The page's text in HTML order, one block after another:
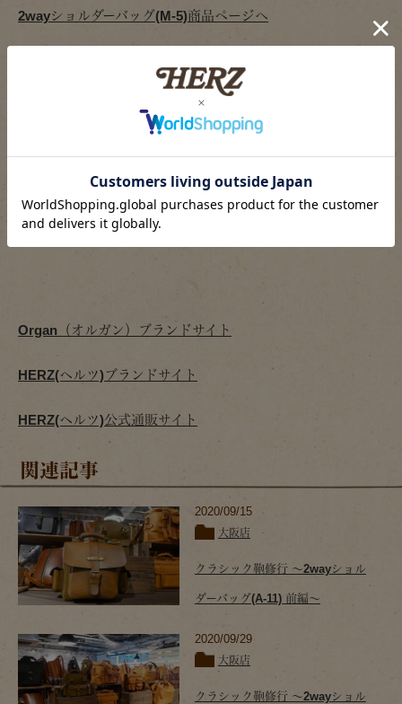
2wayショルダーバッグ(M-5)商品ページへ
2wayショルダーバッグ一覧ページはこちら
Organ（オルガン）ブランドサイト
HERZ(ヘルツ)ブランドサイト
HERZ(ヘルツ)公式通販サイト
関連記事
2020/09/15
大阪店
クラシック鞄修行 ～2wayショル
ダーバッグ(A-11) 前編～
2020/09/29
大阪店
クラシック鞄修行 ～2wayショル